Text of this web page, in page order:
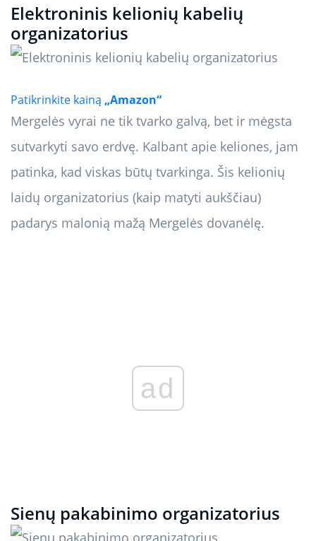
Elektroninis kelionių kabelių
organizatorius
Patikrinkite kainą „Amazon“
Mergelės vyrai ne tik tvarko galvą, bet ir mėgsta
sutvarkyti savo erdvę. Kalbant apie keliones, jam
patinka, kad viskas būtų tvarkinga. Šis kelionių
laidų organizatorius (kaip matyti aukščiau)
padarys malonią mažą Mergelės dovanėlę.
ad
Sienų pakabinimo organizatorius